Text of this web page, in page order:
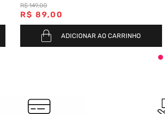
R$ 149,00
R$ 89,00
ADICIONAR AO CARRINHO